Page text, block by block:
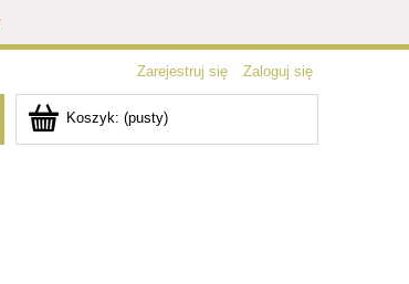
Zarejestruj się Zaloguj się
Koszyk: (pusty)